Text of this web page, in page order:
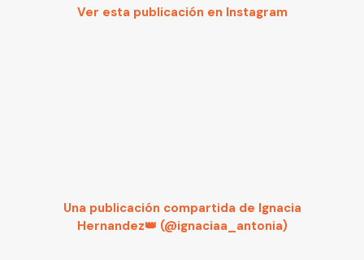
Ver esta publicación en Instagram
Una publicación compartida de Ignacia
Hernandez👑 (@ignaciaa_antonia)